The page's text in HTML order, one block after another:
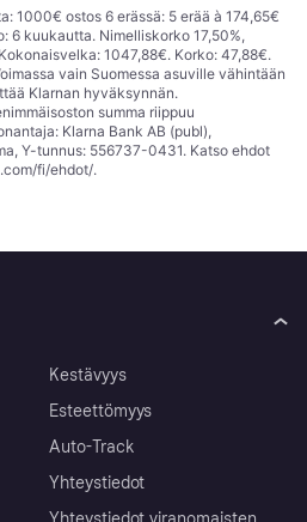
1000€ ostos 6 erässä: 5 erää à 174,65€
6 kuukautta. Nimelliskorko 17,50%,
1047,88€. Korko: 47,88€.
vain Suomessa asuville vähintään
Klarnan hyväksynnän.
summa riippuu
Klarna Bank AB (publ),
Y-tunnus: 556737-0431. Katso ehdot
fi/ehdot/.
Kestävyys
Esteettömyys
Auto-Track
Yhteystiedot